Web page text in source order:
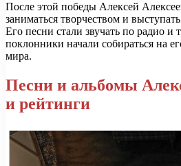
После этой победы Алексей
заниматься творчеством и
Его песни стали звучать по радио и
поклонники начали собираться на
мира.
Песни и альбомы
и рейтинги